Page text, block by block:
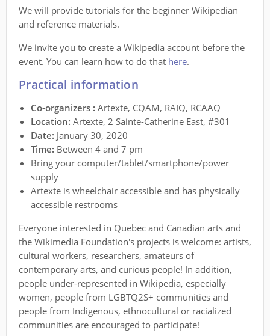
We will provide tutorials for the beginner Wikipedian
and reference materials.
We invite you to create a Wikipedia account before the
event. You can learn how to do that here.
Practical information
Co-organizers : Artexte, CQAM, RAIQ, RCAAQ
Location: Artexte, 2 Sainte-Catherine East, #301
Date: January 30, 2020
Time: Between 4 and 7 pm
Bring your computer/tablet/smartphone/power
supply
Artexte is wheelchair accessible and has physically
accessible restrooms
Everyone interested in Quebec and Canadian arts and
the Wikimedia Foundation's projects is welcome: artists,
cultural workers, researchers, amateurs of
contemporary arts, and curious people! In addition,
people under-represented in Wikipedia, especially
women, people from LGBTQ2S+ communities and
people from Indigenous, ethnocultural or racialized
communities are encouraged to participate!